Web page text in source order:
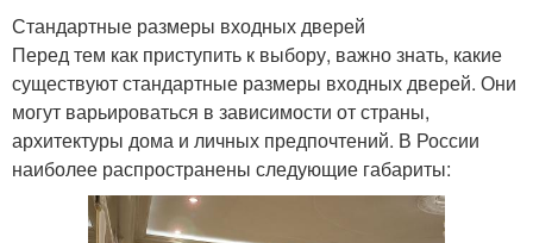
Стандартные размеры входных дверей
Перед тем как приступить к выбору, важно знать, какие
существуют стандартные размеры входных дверей. Они
могут варьироваться в зависимости от страны,
архитектуры дома и личных предпочтений. В России
наиболее распространены следующие габариты: